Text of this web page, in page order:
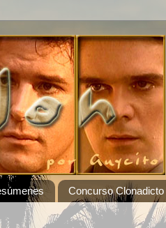
Concurso Clonadicto